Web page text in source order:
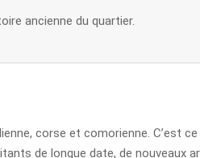
ancienne du quartier.
corse et comorienne. C’est
de longue date, de